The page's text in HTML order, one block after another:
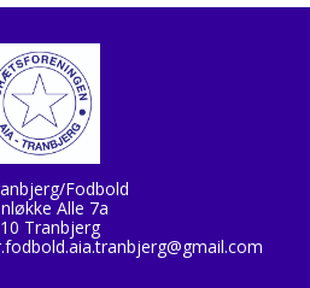
Fodbold
Alle 7a
Tranbjerg